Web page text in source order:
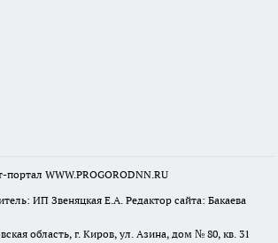
портал WWW.PROGORODNN.RU
ИП Звеняцкая Е.А. Редактор сайта: Бакаева
область, г. Киров, ул. Азина, дом № 80, кв. 31